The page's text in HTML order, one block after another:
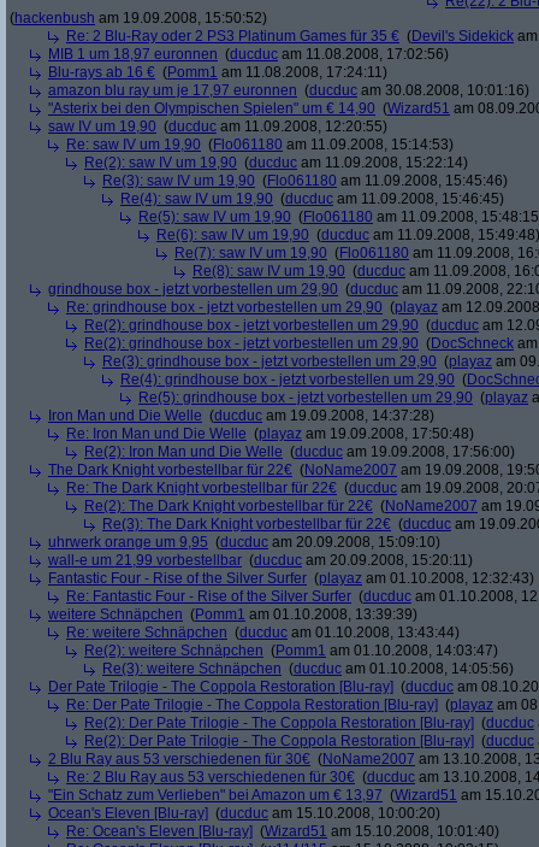
(hackenbush am 19.09.2008, 15:50:52)
Re: 2 Blu-Ray oder 2 PS3 Platinum Games für 35 € (Devil's Sidekick
MIB 1 um 18,97 euronnen (ducduc am 11.08.2008, 17:02:56)
Blu-rays ab 16 € (Pomm1 am 11.08.2008, 17:24:11)
amazon blu ray um je 17,97 euronnen (ducduc am 30.08.2008, 10:01:16)
"Asterix bei den Olympischen Spielen" um € 14,90 (Wizard51 am
saw IV um 19,90 (ducduc am 11.09.2008, 12:20:55)
Re: saw IV um 19,90 (Flo061180 am 11.09.2008, 15:14:53)
Re(2): saw IV um 19,90 (ducduc am 11.09.2008, 15:22:14)
Re(3): saw IV um 19,90 (Flo061180 am 11.09.2008, 15:45:46)
Re(4): saw IV um 19,90 (ducduc am 11.09.2008, 15:46:45)
Re(5): saw IV um 19,90 (Flo061180 am 11.09.2008,
Re(6): saw IV um 19,90 (ducduc am 11.09.2008, 15:49:48)
Re(7): saw IV um 19,90 (Flo061180 am 11.09.2008,
Re(8): saw IV um 19,90 (ducduc am 11.09.2008,
grindhouse box - jetzt vorbestellen um 29,90 (ducduc am 11.09.2008,
Re: grindhouse box - jetzt vorbestellen um 29,90 (playaz am
Re(2): grindhouse box - jetzt vorbestellen um 29,90 (ducduc am
Re(2): grindhouse box - jetzt vorbestellen um 29,90 (DocSchneck
Re(3): grindhouse box - jetzt vorbestellen um 29,90 (playaz am
Re(4): grindhouse box - jetzt vorbestellen um 29,90 (
Re(5): grindhouse box - jetzt vorbestellen um 29,90 (playaz
Iron Man und Die Welle (ducduc am 19.09.2008, 14:37:28)
Re: Iron Man und Die Welle (playaz am 19.09.2008, 17:50:48)
Re(2): Iron Man und Die Welle (ducduc am 19.09.2008, 17:56:00)
The Dark Knight vorbestellbar für 22€ (NoName2007 am 19.09.2008,
Re: The Dark Knight vorbestellbar für 22€ (ducduc am 19.09.2008,
Re(2): The Dark Knight vorbestellbar für 22€ (NoName2007 am
Re(3): The Dark Knight vorbestellbar für 22€ (ducduc am
uhrwerk orange um 9,95 (ducduc am 20.09.2008, 15:09:10)
wall-e um 21,99 vorbestellbar (ducduc am 20.09.2008, 15:20:11)
Fantastic Four - Rise of the Silver Surfer (playaz am 01.10.2008, 12:32:43)
Re: Fantastic Four - Rise of the Silver Surfer (ducduc am 01.10.2008,
weitere Schnäpchen (Pomm1 am 01.10.2008, 13:39:39)
Re: weitere Schnäpchen (ducduc am 01.10.2008, 13:43:44)
Re(2): weitere Schnäpchen (Pomm1 am 01.10.2008, 14:03:47)
Re(3): weitere Schnäpchen (ducduc am 01.10.2008, 14:05:56)
Der Pate Trilogie - The Coppola Restoration [Blu-ray] (ducduc am
Re: Der Pate Trilogie - The Coppola Restoration [Blu-ray] (playaz am
Re(2): Der Pate Trilogie - The Coppola Restoration [Blu-ray] (ducduc
Re(2): Der Pate Trilogie - The Coppola Restoration [Blu-ray] (ducduc
2 Blu Ray aus 53 verschiedenen für 30€ (NoName2007 am 13.10.2008,
Re: 2 Blu Ray aus 53 verschiedenen für 30€ (ducduc am 13.10.2008,
"Ein Schatz zum Verlieben" bei Amazon um € 13,97 (Wizard51 am
Ocean's Eleven [Blu-ray] (ducduc am 15.10.2008, 10:00:20)
Re: Ocean's Eleven [Blu-ray] (Wizard51 am 15.10.2008, 10:01:40)